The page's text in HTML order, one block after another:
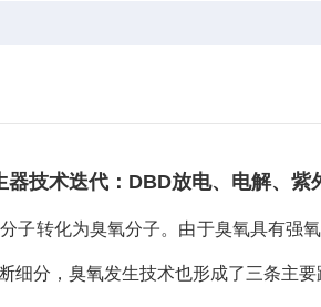
器技术迭代：DBD放电、电解、紫
子转化为臭氧分子。由于臭氧具有强
细分，臭氧发生技术也形成了三条主